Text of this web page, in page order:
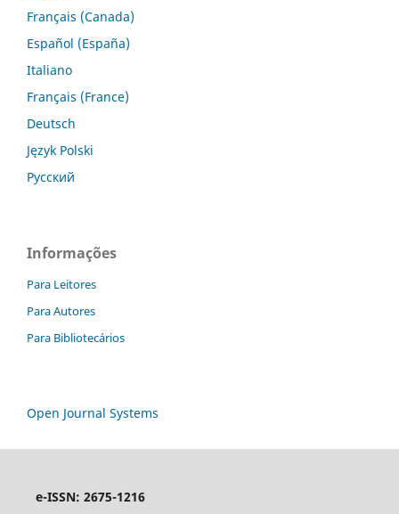
Français (Canada)
Español (España)
Italiano
Français (France)
Deutsch
Język Polski
Русский
Informações
Para Leitores
Para Autores
Para Bibliotecários
Open Journal Systems
e-ISSN: 2675-1216